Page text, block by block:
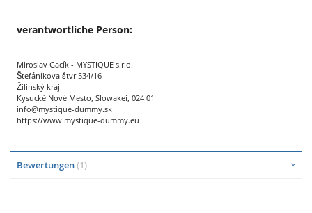
verantwortliche Person:
Miroslav Gacík - MYSTIQUE s.r.o.
Štefánikova štvr 534/16
Žilinský kraj
Kysucké Nové Mesto, Slowakei, 024 01
info@mystique-dummy.sk
https://www.mystique-dummy.eu
Bewertungen 1